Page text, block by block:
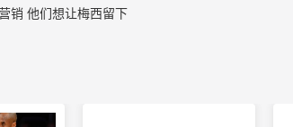
销 他们想让梅西留下